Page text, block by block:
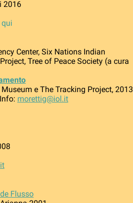
2016
Center, Six Nations Indian
Tree of Peace Society (a cura
e The Tracking Project, 2013
morettig@iol.it
Flusso